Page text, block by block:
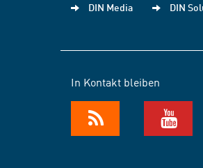
DIN Media DIN
In Kontakt bleiben